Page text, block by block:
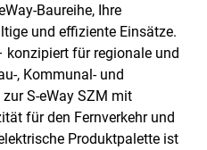
Baureihe, Ihre
und effiziente Einsätze.
konzipiert für regionale und
, Kommunal- und
S-eWay SZM mit
für den Fernverkehr und
Produktpalette ist